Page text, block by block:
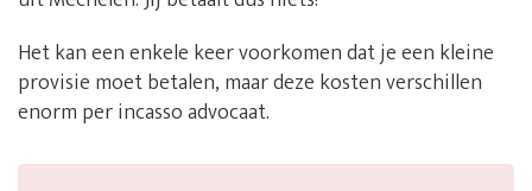
Het kan een enkele keer voorkomen dat je een kleine
provisie moet betalen, maar deze kosten verschillen
enorm per incasso advocaat.